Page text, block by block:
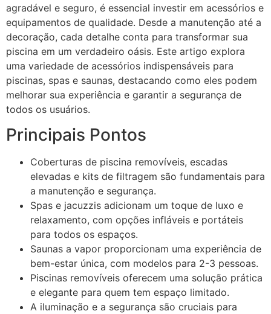
agradável e seguro, é essencial investir em acessórios e
equipamentos de qualidade. Desde a manutenção até a
decoração, cada detalhe conta para transformar sua
piscina em um verdadeiro oásis. Este artigo explora
uma variedade de acessórios indispensáveis para
piscinas, spas e saunas, destacando como eles podem
melhorar sua experiência e garantir a segurança de
todos os usuários.
Principais Pontos
Coberturas de piscina removíveis, escadas
elevadas e kits de filtragem são fundamentais para
a manutenção e segurança.
Spas e jacuzzis adicionam um toque de luxo e
relaxamento, com opções infláveis e portáteis
para todos os espaços.
Saunas a vapor proporcionam uma experiência de
bem-estar única, com modelos para 2-3 pessoas.
Piscinas removíveis oferecem uma solução prática
e elegante para quem tem espaço limitado.
A iluminação e a segurança são cruciais para